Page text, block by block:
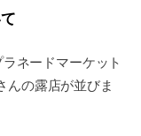
ネードマーケット
んの露店が並びま